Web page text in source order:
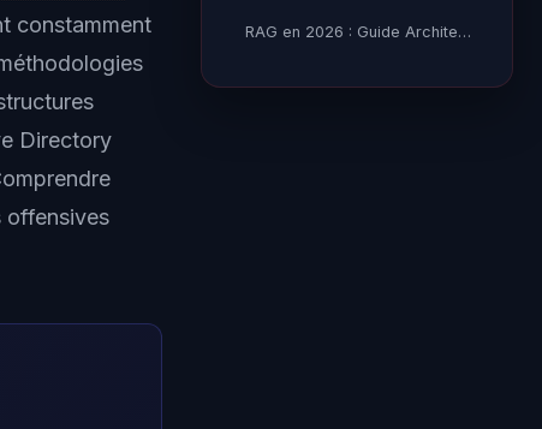
constamment
Directory
offensives
RAG en 2026 : Guide Architecture, Vectorisation & Chunking